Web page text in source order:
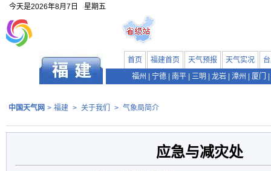
今天是2026年8月7日 星期五
首页 福建首页 天气预报 天气实况
福州
宁德 南平 三明 龙岩 漳州 厦门
中国天气网 > 福建 > 关于我们 > 气象局简介
应急与减灾处